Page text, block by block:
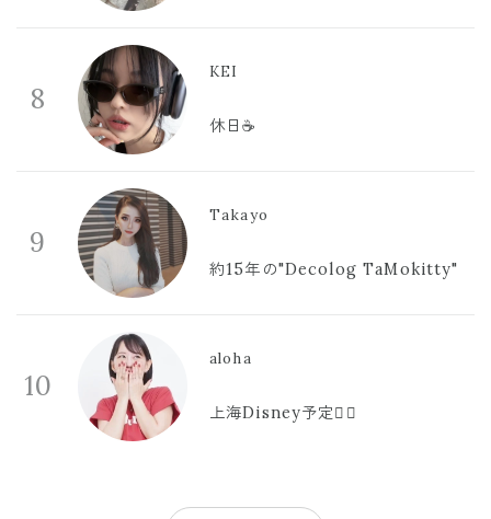
8
KEI
休日☕️
9
Takayo
約15年の"Decolog TaMokitty"
10
aloha
上海Disney予定🫪🩷